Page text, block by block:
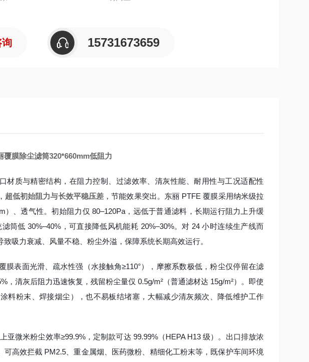
15731673659
覆膜除尘滤筒320*660mm低阻力
材质与精密结构，在阻力控制、过滤效率、清灰性能、耐用性与工况适配性
超低初始阻力与长效平稳压差 ，节能效果突出。东丽 PTFE 覆膜采用纳米级拉
、透气性。初始阻力仅 80–120Pa，远低于普通滤料，长期运行阻力上升缓
筒低 30%–40%，可直接降低风机能耗 20%–30%。对 24 小时连续生产线而
吸力衰减、风量不稳、粉尘外溢，保障系统长期高效运行。
膜表面光滑、疏水性强（水接触角≥110°），摩擦系数极低，粉尘仅停留在滤
，清灰后阻力迅速恢复，残留粉尘量仅 0.5g/m²（普通滤材达 15g/m²）。即使
料粉末、焊接烟尘），也不易板结堵塞，大幅减少清灰频次、降低维护工作
亚微米粉尘效率≥99.9%，定制款可达 99.99%（HEPA H13 级）。出口排放浓
可高效拦截 PM2.5、重金属烟、医药微粉、精细化工粉末等，既保护车间环境